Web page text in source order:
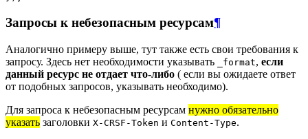
Запросы к небезопасным ресурсам¶
Аналогично примеру выше, тут также есть свои требования к
запросу. Здесь нет необходимости указывать
_format, если
данный ресурс не отдает что-либо ( если вы ожидаете ответ
от подобных запросов, указывать необходимо).
Для запроса к небезопасным ресурсам нужно обязательно
указать заголовки X-CRSF-Token и Content-Type.